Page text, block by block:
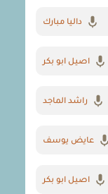
داليا مبارك
اصيل ابو بكر
راشد الماجد
عايض يوسف
اصيل ابو بكر